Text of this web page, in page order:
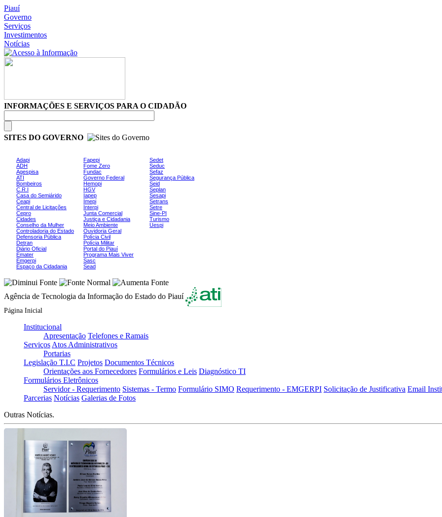
Piauí
Governo
Serviços
Investimentos
Notícias
INFORMAÇÕES E SERVIÇOS PARA O CIDADÃO
SITES DO GOVERNO
Adapi
ADH
Agespisa
ATI
Bombeiros
C.R.I
Casa do Semiárido
Ceapi
Central de Licitações
Cepro
Cidades
Conselho da Mulher
Controladoria do Estado
Defensoria Pública
Detran
Diário Oficial
Emater
Emgerpi
Espaço da Cidadania
Fapepi
Fome Zero
Fundac
Governo Federal
Hemopi
HGV
Iapep
Imepi
Interpi
Junta Comercial
Justiça e Cidadania
Meio Ambiente
Ouvidoria Geral
Polícia Civil
Polícia Militar
Portal do Piauí
Programa Mais Viver
Sasc
Sead
Sedet
Seduc
Sefaz
Segurança Pública
Seid
Seplan
Sesapi
Setrans
Setre
Sine-PI
Turismo
Uespi
Agência de Tecnologia da Informação do Estado do Piauí
Página Inicial
Institucional
Apresentação Telefones e Ramais
Serviços Atos Administrativos
Portarias
Legislação T.I.C Projetos Documentos Técnicos
Orientações aos Fornecedores Formulários e Leis Diagnóstico TI
Formulários Eletrônicos
Servidor - Requerimento Sistemas - Termo Formulário SIMO Requerimento - EMGERPI Solicitação de Justificativa Email
Parcerias Notícias Galerias de Fotos
Outras Notícias.